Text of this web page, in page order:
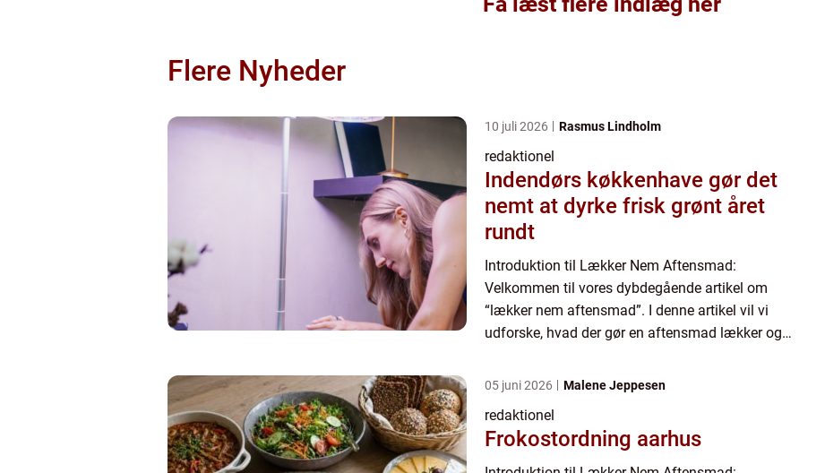
Flere Nyheder
10 juli 2026 Rasmus Lindholm
redaktionel
Indendørs køkkenhave gør det
nemt at dyrke frisk grønt året
rundt
Introduktion til Lækker Nem Aftensmad:
Velkommen til vores dybdegående artikel om
“lækker nem aftensmad”. I denne artikel vil vi
udforske, hvad der gør en aftensmad lækker og
madlavningseventyr de...
05 juni 2026 Malene Jeppesen
redaktionel
Frokostordning aarhus